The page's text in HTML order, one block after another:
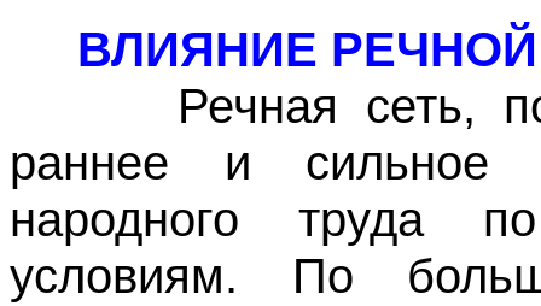
ВЛИЯНИЕ
Речная сеть, по-
раннее и сильное
народного труда
условиям. По